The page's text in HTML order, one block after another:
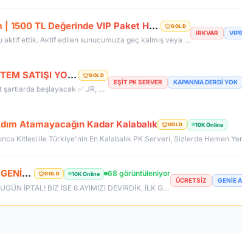
RevengeKo.Com %400 Academy 14 Ağustos 2026 | v.2585 Light Farm | 1500 TL Değerinde VIP Paket Hediye GOLD
Official Sunucumuzda +2500 User ile sorunsuz bir şekilde sunucumuzu aktif ettik. Aktif edilen sunucumuza geç kalmış veya başlayamayan oyuncularımız için 2. Akademi Sunucumuz 14 Ağustos Cuma günü Aktif Edilecektir. %400 DROP , %400 EXP , %400 Coins Drobu olarak sunucu 14 ağustosda academy olarak aktif edilecektir. Sunucumuz 1 Lv aktif edilmesine rağmen oyuncularımızın geri kalmaması için Akademi sunucumuz 83 Lv Başlangıç Full Skill olarak aktif edilecektir.
IRKVAR
BUGÜN AÇILDI | EŞİT PK SERVER | V24XXX | 83/1 LEVEL FULL İTEM | İTEM SATIŞI YOKTUR GOLD
EŞİT PK SERVER, YENİ AÇILDI. ✅ Her şey ücretsiz ✅ Kesinlikle item satışı yok ✅ Herkes eşit şartlarda başlayacak ✅ JR, BDW, Chaos ve savaş etkinlikleri aktif ✅ Kalabalık ve rekabetçi PK ortamı Bu cumartesi saat 21:00’da yeniden bizimle olun. Arkadaşlarınızı da davet edin, hep birlikte daha güçlü ve daha kalabalık bir başlangıç yapalım! Desteğiniz ve anlayışınız için teşekkür ederiz.
EŞİT PK SERVER KAPANMA DERDİ YOK
Atamayacağın Kadar Kalabalık GOLD 10K Online
Kitlesi ile Türkiye'nin En Kalabalık PK Serveri, Sizlerde Hemen
⢾█▓ ✪ ✅HeavenKO.com ✅▓█⡷⭐7 AĞUSTOS 22.00⭐⢾█▓✅ÜCRETSİZ GENİE LOOT✅▓█⡷⭐AKADEMİ⭐DX11 GOLD 10K Online
68 görüntüleniyor
7 AĞUSTOS SAAT 22:00 DA SAKIN BU FIRSATI KAÇIRMA! BİZİMLE YOLA ÇIKAN HERKES BUGÜN İPTAL! BİZ İSE 6.AYIMIZI DEVİRDİK, İLK GÜNKİ GİBİ GEÇ KALMAYACAĞIN TEK SİSTEM!
ÜCRETSIZ GENIE